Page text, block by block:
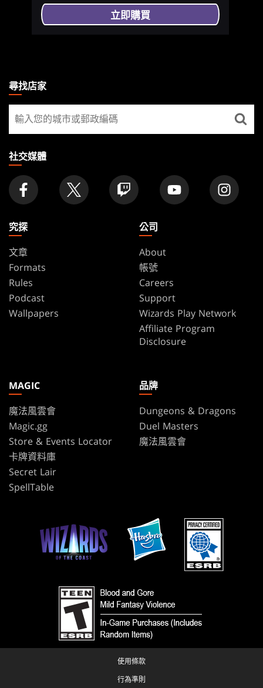
立即購買
THE
GATHERING
FOOTER
尋找店家
尋
找
家
社交媒體
究探
文章
Formats
Rules
Podcast
Wallpapers
公司
About
帳號
Careers
Support
Wizards Play Network
Affiliate Program
Disclosure
MAGIC
魔法風雲會
Magic.gg
Store & Events Locator
卡牌資料庫
Secret Lair
SpellTable
品牌
Dungeons & Dragons
Duel Masters
魔法風雲會
使用條款
行為準則